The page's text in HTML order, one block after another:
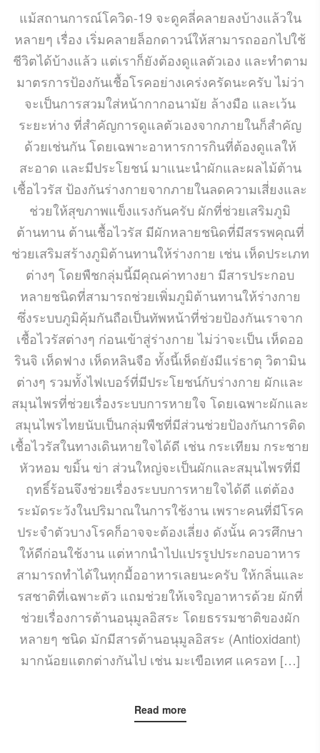
แม้สถานการณ์โควิด-19 จะดูคลี่คลายลงบ้างแล้วใน
หลายๆ เรื่อง เริ่มคลายล็อกดาวน์ให้สามารถออกไปใช้
ชีวิตได้บ้างแล้ว แต่เราก็ยังต้องดูแลตัวเอง และทำตาม
มาตรการป้องกันเชื้อโรคอย่างเคร่งครัดนะครับ ไม่ว่า
จะเป็นการสวมใส่หน้ากากอนามัย ล้างมือ และเว้น
ระยะห่าง ที่สำคัญการดูแลตัวเองจากภายในก็สำคัญ
ด้วยเช่นกัน โดยเฉพาะอาหารการกินที่ต้องดูแลให้
สะอาด และมีประโยชน์ มาแนะนำผักและผลไม้ต้าน
เชื้อไวรัส ป้องกันร่างกายจากภายในลดความเสี่ยงและ
ช่วยให้สุขภาพแข็งแรงกันครับ ผักที่ช่วยเสริมภูมิ
ต้านทาน ต้านเชื้อไวรัส มีผักหลายชนิดที่มีสรรพคุณที่
ช่วยเสริมสร้างภูมิต้านทานให้ร่างกาย เช่น เห็ดประเภท
ต่างๆ โดยพืชกลุ่มนี้มีคุณค่าทางยา มีสารประกอบ
หลายชนิดที่สามารถช่วยเพิ่มภูมิต้านทานให้ร่างกาย
ซึ่งระบบภูมิคุ้มกันถือเป็นทัพหน้าที่ช่วยป้องกันเราจาก
เชื้อไวรัสต่างๆ ก่อนเข้าสู่ร่างกาย ไม่ว่าจะเป็น เห็ดออ
รินจิ เห็ดฟาง เห็ดหลินจือ ทั้งนี้เห็ดยังมีแร่ธาตุ วิตามิน
ต่างๆ รวมทั้งไฟเบอร์ที่มีประโยชน์กับร่างกาย ผักและ
สมุนไพรที่ช่วยเรื่องระบบการหายใจ โดยเฉพาะผักและ
สมุนไพรไทยนับเป็นกลุ่มพืชที่มีส่วนช่วยป้องกันการติด
เชื้อไวรัสในทางเดินหายใจได้ดี เช่น กระเทียม กระชาย
หัวหอม ขมิ้น ข่า ส่วนใหญ่จะเป็นผักและสมุนไพรที่มี
ฤทธิ์ร้อนจึงช่วยเรื่องระบบการหายใจได้ดี แต่ต้อง
ระมัดระวังในปริมาณในการใช้งาน เพราะคนที่มีโรค
ประจำตัวบางโรคก็อาจจะต้องเลี่ยง ดังนั้น ควรศึกษา
ให้ดีก่อนใช้งาน แต่หากนำไปแปรรูปประกอบอาหาร
สามารถทำได้ในทุกมื้ออาหารเลยนะครับ ให้กลิ่นและ
รสชาติที่เฉพาะตัว แถมช่วยให้เจริญอาหารด้วย ผักที่
ช่วยเรื่องการต้านอนุมูลอิสระ โดยธรรมชาติของผัก
หลายๆ ชนิด มักมีสารต้านอนุมูลอิสระ (Antioxidant)
มากน้อยแตกต่างกันไป เช่น มะเขือเทศ แครอท […]
Read more